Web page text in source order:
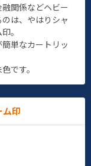
関係などヘビー
は、やはりシャ
。
単なカートリッ
です。
ム印